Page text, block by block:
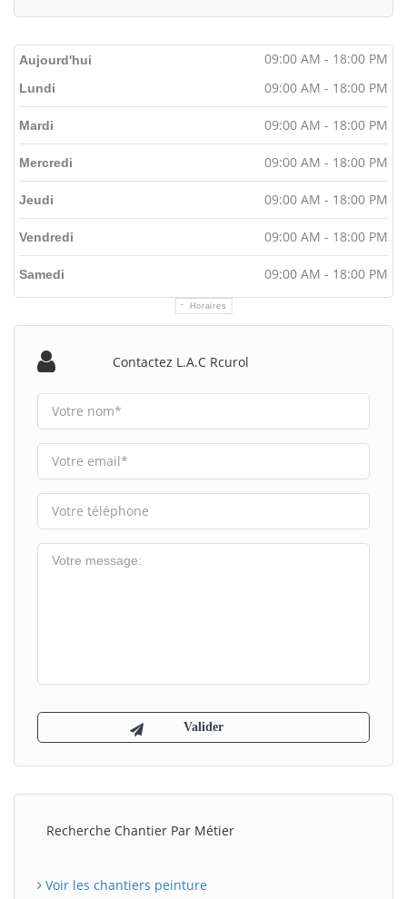
Aujourd'hui 09:00 AM - 18:00 PM
Horaires
Lundi 09:00 AM - 18:00 PM
Mardi 09:00 AM - 18:00 PM
Mercredi 09:00 AM - 18:00 PM
Jeudi 09:00 AM - 18:00 PM
Vendredi 09:00 AM - 18:00 PM
Samedi 09:00 AM - 18:00 PM
Contactez L.a.c Rcurol
Recherche Chantier Par Métier
Voir les chantiers peinture